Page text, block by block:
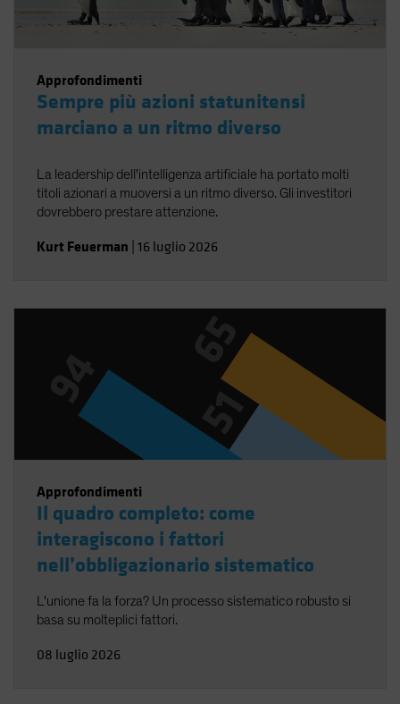
Approfondimenti
Sempre più azioni statunitensi
marciano a un ritmo diverso
La leadership dell'intelligenza artificiale ha portato molti
titoli azionari a muoversi a un ritmo diverso. Gli investitori
dovrebbero prestare attenzione.
Kurt Feuerman 16 luglio 2026
Approfondimenti
Il quadro completo: come
interagiscono i fattori
nell’obbligazionario sistematico
L'unione fa la forza? Un processo sistematico robusto si
basa su molteplici fattori.
08 luglio 2026